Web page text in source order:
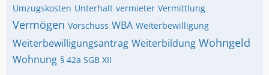
Umzugskosten Unterhalt vermieter Vermittlung
Vermögen Vorschuss WBA Weiterbewilligung
Weiterbewilligungsantrag Weiterbildung Wohngeld
Wohnung § 42a SGB XII